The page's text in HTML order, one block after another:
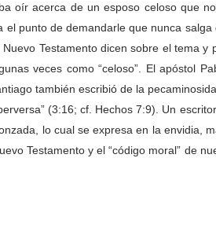
oír acerca de un esposo celoso que
punto de demandarle que nunca salga
Testamento dicen sobre el tema y
veces como “celoso”. El apóstol
también escribió de la
(3:16; cf. Hechos 7:9). Un
lo cual se expresa en la envidia,
Testamento y el “código moral” de